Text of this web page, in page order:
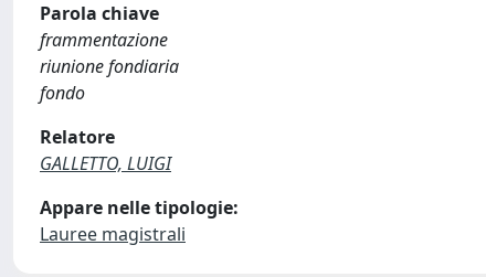
Parola chiave
frammentazione
riunione fondiaria
fondo
Relatore
GALLETTO, LUIGI
Appare nelle tipologie:
Lauree magistrali